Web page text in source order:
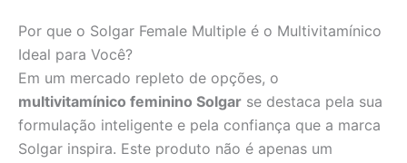
Por que o Solgar Female Multiple é o Multivitamínico
Ideal para Você?
Em um mercado repleto de opções, o
multivitamínico feminino Solgar se destaca pela sua
formulação inteligente e pela confiança que a marca
Solgar inspira. Este produto não é apenas um